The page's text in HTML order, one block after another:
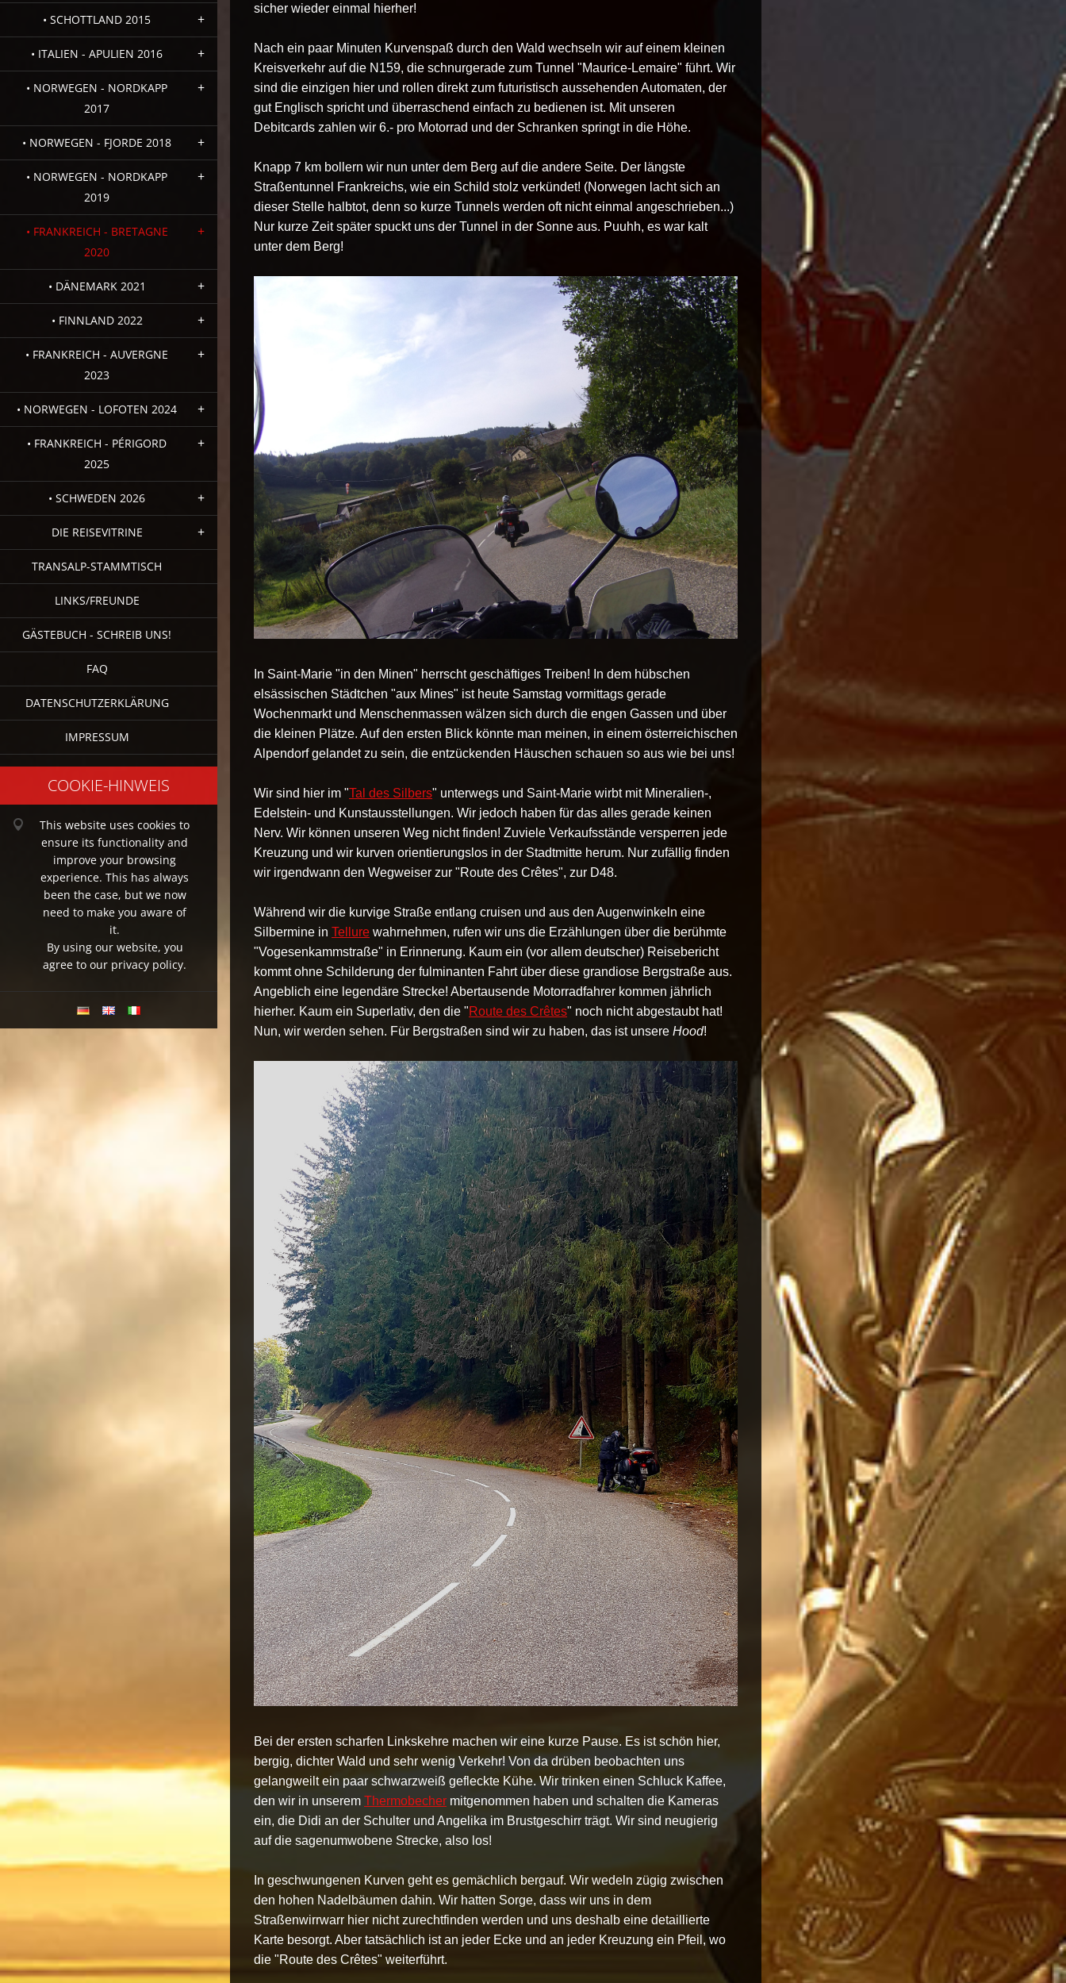
• SCHOTTLAND 2015
• ITALIEN - APULIEN 2016
• NORWEGEN - NORDKAPP
2017
• NORWEGEN - FJORDE 2018
• NORWEGEN - NORDKAPP
2019
• FRANKREICH - BRETAGNE
2020
• DÄNEMARK 2021
• FINNLAND 2022
• FRANKREICH - AUVERGNE
2023
• NORWEGEN - LOFOTEN 2024
• FRANKREICH - PÉRIGORD
2025
• SCHWEDEN 2026
DIE REISEVITRINE
TRANSALP-STAMMTISCH
LINKS/FREUNDE
GÄSTEBUCH - SCHREIB UNS!
FAQ
DATENSCHUTZERKLÄRUNG
IMPRESSUM
COOKIE-HINWEIS
This website uses cookies to
ensure its functionality and
improve your browsing
experience. This has always
been the case, but we now
need to make you aware of
it.
By using our website, you
agree to our privacy policy.
sicher wieder einmal hierher!
Nach ein paar Minuten Kurvenspaß durch den Wald wechseln wir auf einem kleinen
Kreisverkehr auf die N159, die schnurgerade zum Tunnel "Maurice-Lemaire" führt. Wir
sind die einzigen hier und rollen direkt zum futuristisch aussehenden Automaten, der
gut Englisch spricht und überraschend einfach zu bedienen ist. Mit unseren
Debitcards zahlen wir 6.- pro Motorrad und der Schranken springt in die Höhe.
Knapp 7 km bollern wir nun unter dem Berg auf die andere Seite. Der längste
Straßentunnel Frankreichs, wie ein Schild stolz verkündet! (Norwegen lacht sich an
dieser Stelle halbtot, denn so kurze Tunnels werden oft nicht einmal angeschrieben...)
Nur kurze Zeit später spuckt uns der Tunnel in der Sonne aus. Puuhh, es war kalt
unter dem Berg!
In Saint-Marie "in den Minen" herrscht geschäftiges Treiben! In dem hübschen
elsässischen Städtchen "aux Mines" ist heute Samstag vormittags gerade
Wochenmarkt und Menschenmassen wälzen sich durch die engen Gassen und über
die kleinen Plätze. Auf den ersten Blick könnte man meinen, in einem österreichischen
Alpendorf gelandet zu sein, die entzückenden Häuschen schauen so aus wie bei uns!
Wir sind hier im "Tal des Silbers" unterwegs und Saint-Marie wirbt mit Mineralien-,
Edelstein- und Kunstausstellungen. Wir jedoch haben für das alles gerade keinen
Nerv. Wir können unseren Weg nicht finden! Zuviele Verkaufsstände versperren jede
Kreuzung und wir kurven orientierungslos in der Stadtmitte herum. Nur zufällig finden
wir irgendwann den Wegweiser zur "Route des Crêtes", zur D48.
Während wir die kurvige Straße entlang cruisen und aus den Augenwinkeln eine
Silbermine in Tellure wahrnehmen, rufen wir uns die Erzählungen über die berühmte
"Vogesenkammstraße" in Erinnerung. Kaum ein (vor allem deutscher) Reisebericht
kommt ohne Schilderung der fulminanten Fahrt über diese grandiose Bergstraße aus.
Angeblich eine legendäre Strecke! Abertausende Motorradfahrer kommen jährlich
hierher. Kaum ein Superlativ, den die "Route des Crêtes" noch nicht abgestaubt hat!
Nun, wir werden sehen. Für Bergstraßen sind wir zu haben, das ist unsere Hood!
Bei der ersten scharfen Linkskehre machen wir eine kurze Pause. Es ist schön hier,
bergig, dichter Wald und sehr wenig Verkehr! Von da drüben beobachten uns
gelangweilt ein paar schwarzweiß gefleckte Kühe. Wir trinken einen Schluck Kaffee,
den wir in unserem Thermobecher mitgenommen haben und schalten die Kameras
ein, die Didi an der Schulter und Angelika im Brustgeschirr trägt. Wir sind neugierig
auf die sagenumwobene Strecke, also los!
In geschwungenen Kurven geht es gemächlich bergauf. Wir wedeln zügig zwischen
den hohen Nadelbäumen dahin. Wir hatten Sorge, dass wir uns in dem
Straßenwirrwarr hier nicht zurechtfinden werden und uns deshalb eine detaillierte
Karte besorgt. Aber tatsächlich ist an jeder Ecke und an jeder Kreuzung ein Pfeil, wo
die "Route des Crêtes" weiterführt.